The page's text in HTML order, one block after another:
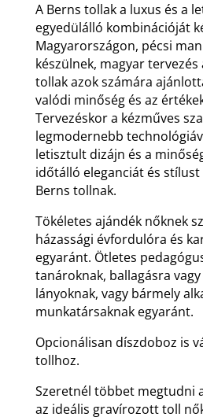
A Berns tollak a luxus és a
egyedülálló kombinációját
Magyarországon, pécsi
készülnek, magyar tervezés
tollak azok számára
valódi minőség és az
Tervezéskor a kézműves
legmodernebb
letisztult dizájn és a
időtálló eleganciát és
Berns tollnak.
Tökéletes ajándék nőknek
házassági évfordulóra és
egyaránt. Ötletes
tanároknak, ballagásra
lányoknak, vagy bármely
munkatársaknak egyaránt.
Opcionálisan díszdoboz is
tollhoz.
Szeretnél többet megtudni
az ideális gravírozott toll